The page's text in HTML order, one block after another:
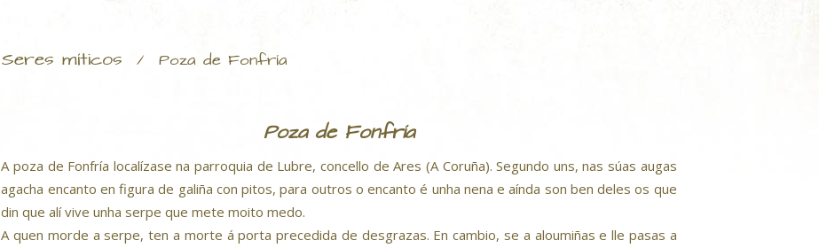
Seres míticos / Poza de Fonfría
Poza de Fonfría
A poza de Fonfría localízase na parroquia de Lubre, concello de Ares (A Coruña). Segundo uns, nas súas augas
agacha encanto en figura de galiña con pitos, para outros o encanto é unha nena e aínda son ben deles os que
din que alí vive unha serpe que mete moito medo.
A quen morde a serpe, ten a morte á porta precedida de desgrazas. En cambio, se a aloumiñas e lle pasas a